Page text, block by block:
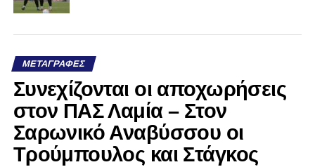
ΜΕΤΑΓΡΑΦΈΣ
Συνεχίζονται οι αποχωρήσεις
στον ΠΑΣ Λαμία – Στον
Σαρωνικό Αναβύσσου οι
Τρούμπουλος και Στάγκος